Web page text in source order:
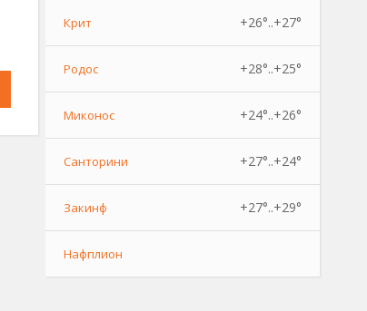
Крит +26°..+27°
Родос +28°..+25°
Миконос +24°..+26°
Санторини +27°..+24°
Закинф +27°..+29°
Нафплион